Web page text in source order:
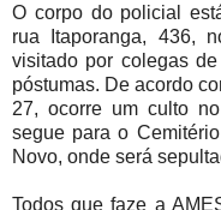
O corpo do policial
rua Itaporanga, 436,
visitado por colegas
póstumas. De acordo
27, ocorre um culto
segue para o
Novo, onde será
Todos que faze a